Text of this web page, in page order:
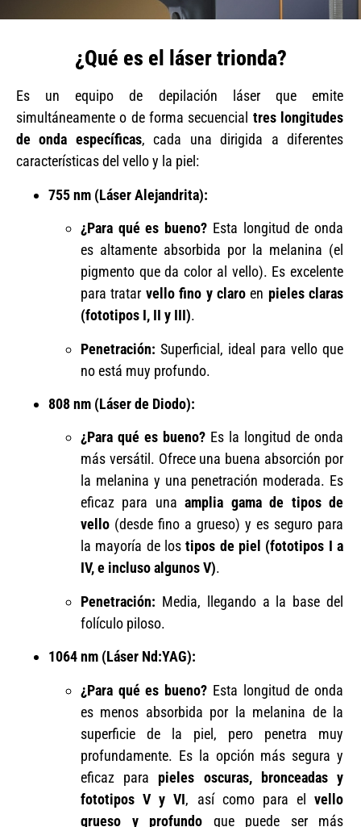
¿Qué es el láser trionda?
Es un equipo de depilación láser que emite
simultáneamente o de forma secuencial tres longitudes
de onda específicas, cada una dirigida a diferentes
características del vello y la piel:
755 nm (Láser Alejandrita):
¿Para qué es bueno? Esta longitud de onda
es altamente absorbida por la melanina (el
pigmento que da color al vello). Es excelente
para tratar vello fino y claroen pieles claras
(fototipos I, II y III).
Penetración: Superficial, ideal para vello que
no está muy profundo.
808 nm (Láser de Diodo):
¿Para qué es bueno? Es la longitud de onda
más versátil. Ofrece una buena absorción por
la melanina y una penetración moderada. Es
eficaz para unaamplia gama de tipos de
vello (desde fino a grueso) y es seguro para
la mayoría de lostipos de piel (fototipos I a
IV, e incluso algunos V).
Penetración: Media, llegando a la base del
folículo piloso.
1064 nm (Láser Nd:YAG):
¿Para qué es bueno? Esta longitud de onda
es menos absorbida por la melanina de la
superficie de la piel, pero penetra muy
profundamente. Es la opción más segura y
eficaz para pieles oscuras, bronceadas y
fototipos V y VI, así como para el vello
grueso y profundo que puede ser más